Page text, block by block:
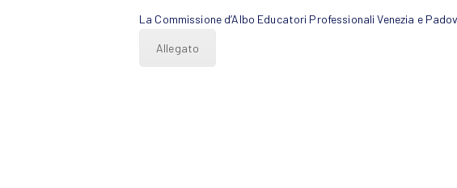
La Commissione d’Albo Educatori Professionali Venezia e
Allegato